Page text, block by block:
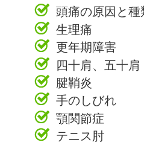
頭痛の原因と種
生理痛
更年期障害
四十肩、五十肩
腱鞘炎
手のしびれ
顎関節症
テニス肘